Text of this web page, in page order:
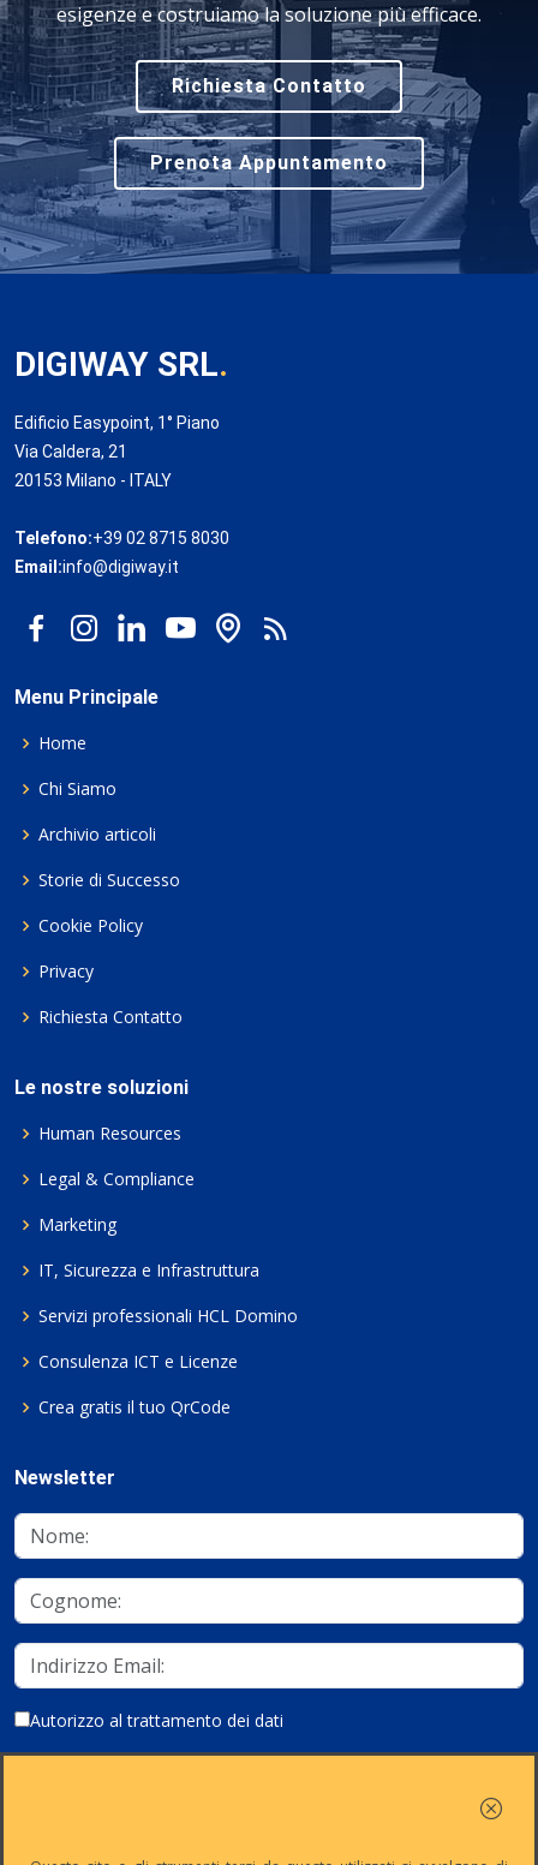
esigenze e costruiamo la soluzione più efficace.
Richiesta Contatto
Prenota Appuntamento
DIGIWAY SRL.
Edificio Easypoint, 1° Piano
Via Caldera, 21
20153 Milano - ITALY
Telefono:+39 02 8715 8030
Email:info@digiway.it
Menu Principale
Home
Chi Siamo
Archivio articoli
Storie di Successo
Cookie Policy
Privacy
Richiesta Contatto
Le nostre soluzioni
Human Resources
Legal & Compliance
Marketing
IT, Sicurezza e Infrastruttura
Servizi professionali HCL Domino
Consulenza ICT e Licenze
Crea gratis il tuo QrCode
Newsletter
Autorizzo al trattamento dei dati